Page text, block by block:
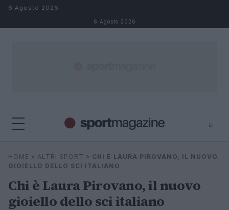
Salta al contenuto
6 Agosto 2026
6 Agosto 2026
⌕
Cerca
⌕ ×
HOME » ALTRI SPORT » CHI È LAURA PIROVANO, IL NUOVO
GIOIELLO DELLO SCI ITALIANO
Chi è Laura Pirovano, il nuovo
gioiello dello sci italiano